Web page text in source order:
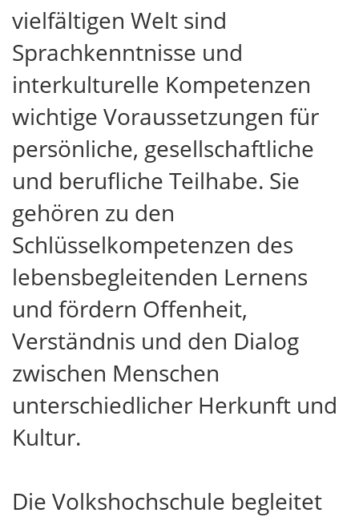
vielfältigen Welt sind
Sprachkenntnisse und
interkulturelle Kompetenzen
wichtige Voraussetzungen für
persönliche, gesellschaftliche
und berufliche Teilhabe. Sie
gehören zu den
Schlüsselkompetenzen des
lebensbegleitenden Lernens
und fördern Offenheit,
Verständnis und den Dialog
zwischen Menschen
unterschiedlicher Herkunft und
Kultur.
Die Volkshochschule begleitet